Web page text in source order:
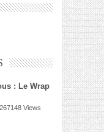
: Le Wrap
Views